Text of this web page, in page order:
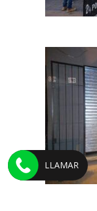
LLAMAR